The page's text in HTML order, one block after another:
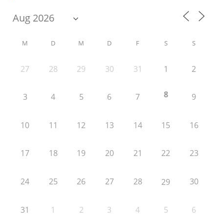
M D M D F S S
27 28 29 30 31 1 2
3 4 5 6 7 8 9
10 11 12 13 14 15 16
17 18 19 20 21 22 23
24 25 26 27 28 29 30
31 1 2 3 4 5 6